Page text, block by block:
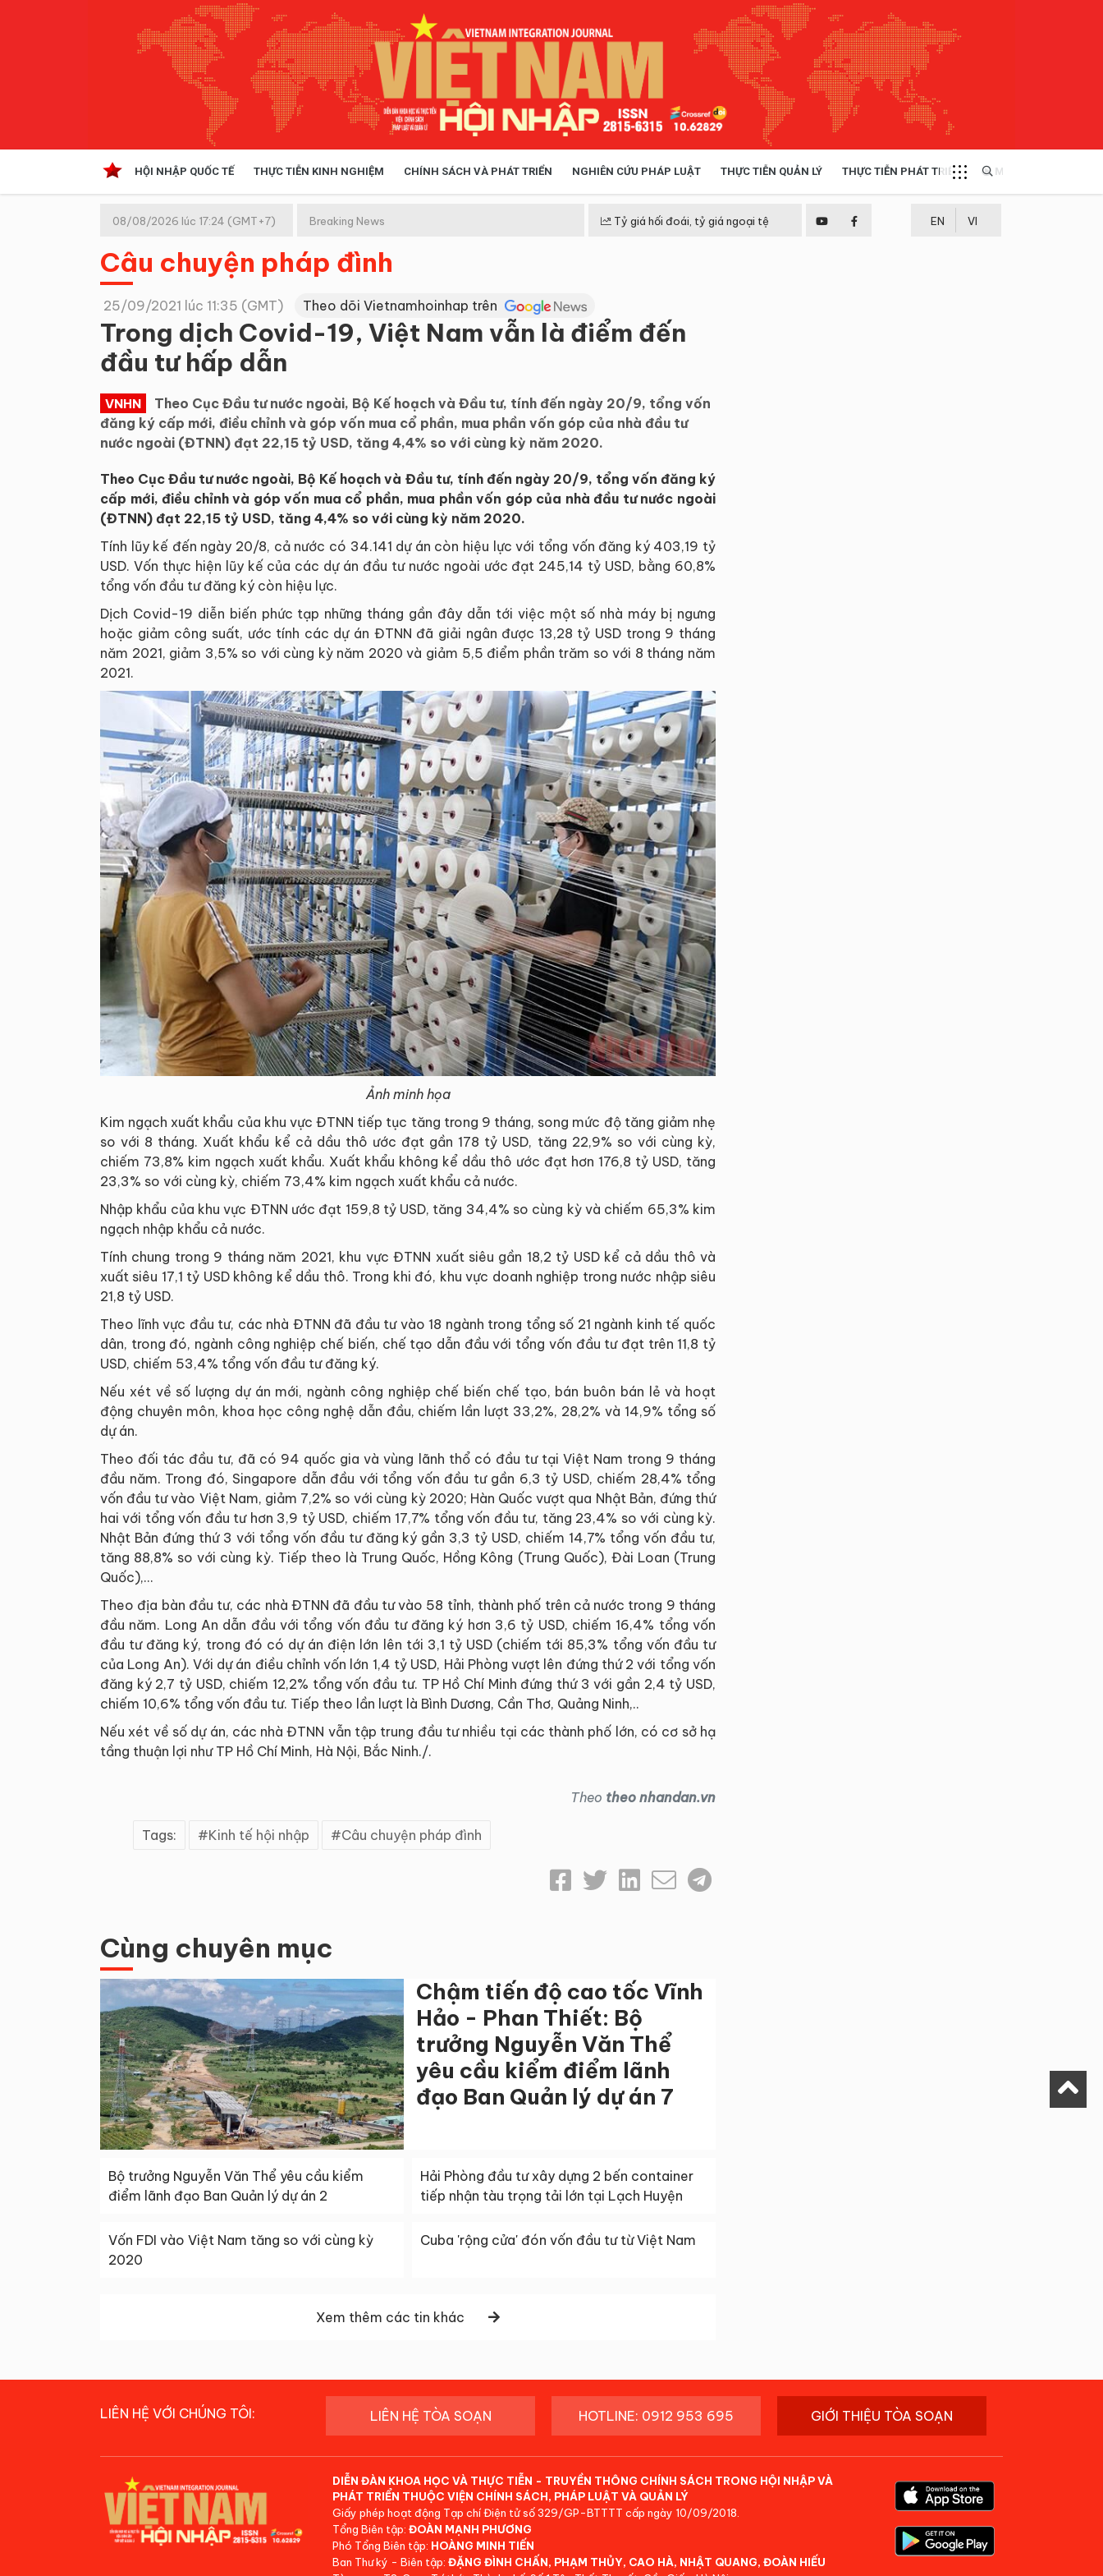
HỘI NHẬP QUỐC TẾ THỰC TIỄN KINH NGHIỆM CHÍNH SÁCH VÀ PHÁT TRIỂN NGHIÊN CỨU PHÁP LUẬT THỰC TIỄN QUẢN LÝ THỰC TIỄN PHÁT TRIỂN MULTIMEDIA
Kinh tế hội nhập
Doanh nghiệp
08/08/2026 lúc 17:24 (GMT+7) Breaking News Tỷ giá hối đoái, tỷ giá ngoại tệ EN VI
Câu chuyện pháp đình
25/09/2021 lúc 11:35 (GMT) Theo dõi Vietnamhoinhap trên
Trong dịch Covid-19, Việt Nam vẫn là điểm đến
đầu tư hấp dẫn
VNHN
Theo Cục Đầu tư nước ngoài, Bộ Kế hoạch và Đầu tư, tính đến ngày 20/9, tổng vốn
đăng ký cấp mới, điều chỉnh và góp vốn mua cổ phần, mua phần vốn góp của nhà đầu tư
nước ngoài (ĐTNN) đạt 22,15 tỷ USD, tăng 4,4% so với cùng kỳ năm 2020.
Theo Cục Đầu tư nước ngoài, Bộ Kế hoạch và Đầu tư, tính đến ngày 20/9, tổng vốn đăng ký
cấp mới, điều chỉnh và góp vốn mua cổ phần, mua phần vốn góp của nhà đầu tư nước ngoài
(ĐTNN) đạt 22,15 tỷ USD, tăng 4,4% so với cùng kỳ năm 2020.
Tính lũy kế đến ngày 20/8, cả nước có 34.141 dự án còn hiệu lực với tổng vốn đăng ký 403,19 tỷ
USD. Vốn thực hiện lũy kế của các dự án đầu tư nước ngoài ước đạt 245,14 tỷ USD, bằng 60,8%
tổng vốn đầu tư đăng ký còn hiệu lực.
Dịch Covid-19 diễn biến phức tạp những tháng gần đây dẫn tới việc một số nhà máy bị ngưng
hoặc giảm công suất, ước tính các dự án ĐTNN đã giải ngân được 13,28 tỷ USD trong 9 tháng
năm 2021, giảm 3,5% so với cùng kỳ năm 2020 và giảm 5,5 điểm phần trăm so với 8 tháng năm
2021.
Ảnh minh họa
Kim ngạch xuất khẩu của khu vực ĐTNN tiếp tục tăng trong 9 tháng, song mức độ tăng giảm nhẹ
so với 8 tháng. Xuất khẩu kể cả dầu thô ước đạt gần 178 tỷ USD, tăng 22,9% so với cùng kỳ,
chiếm 73,8% kim ngạch xuất khẩu. Xuất khẩu không kể dầu thô ước đạt hơn 176,8 tỷ USD, tăng
23,3% so với cùng kỳ, chiếm 73,4% kim ngạch xuất khẩu cả nước.
Nhập khẩu của khu vực ĐTNN ước đạt 159,8 tỷ USD, tăng 34,4% so cùng kỳ và chiếm 65,3% kim
ngạch nhập khẩu cả nước.
Tính chung trong 9 tháng năm 2021, khu vực ĐTNN xuất siêu gần 18,2 tỷ USD kể cả dầu thô và
xuất siêu 17,1 tỷ USD không kể dầu thô. Trong khi đó, khu vực doanh nghiệp trong nước nhập siêu
21,8 tỷ USD.
Theo lĩnh vực đầu tư, các nhà ĐTNN đã đầu tư vào 18 ngành trong tổng số 21 ngành kinh tế quốc
dân, trong đó, ngành công nghiệp chế biến, chế tạo dẫn đầu với tổng vốn đầu tư đạt trên 11,8 tỷ
USD, chiếm 53,4% tổng vốn đầu tư đăng ký.
Nếu xét về số lượng dự án mới, ngành công nghiệp chế biến chế tạo, bán buôn bán lẻ và hoạt
động chuyên môn, khoa học công nghệ dẫn đầu, chiếm lần lượt 33,2%, 28,2% và 14,9% tổng số
dự án.
Theo đối tác đầu tư, đã có 94 quốc gia và vùng lãnh thổ có đầu tư tại Việt Nam trong 9 tháng
đầu năm. Trong đó, Singapore dẫn đầu với tổng vốn đầu tư gần 6,3 tỷ USD, chiếm 28,4% tổng
vốn đầu tư vào Việt Nam, giảm 7,2% so với cùng kỳ 2020; Hàn Quốc vượt qua Nhật Bản, đứng thứ
hai với tổng vốn đầu tư hơn 3,9 tỷ USD, chiếm 17,7% tổng vốn đầu tư, tăng 23,4% so với cùng kỳ.
Nhật Bản đứng thứ 3 với tổng vốn đầu tư đăng ký gần 3,3 tỷ USD, chiếm 14,7% tổng vốn đầu tư,
tăng 88,8% so với cùng kỳ. Tiếp theo là Trung Quốc, Hồng Kông (Trung Quốc), Đài Loan (Trung
Quốc),…
Theo địa bàn đầu tư, các nhà ĐTNN đã đầu tư vào 58 tỉnh, thành phố trên cả nước trong 9 tháng
đầu năm. Long An dẫn đầu với tổng vốn đầu tư đăng ký hơn 3,6 tỷ USD, chiếm 16,4% tổng vốn
đầu tư đăng ký, trong đó có dự án điện lớn lên tới 3,1 tỷ USD (chiếm tới 85,3% tổng vốn đầu tư
của Long An). Với dự án điều chỉnh vốn lớn 1,4 tỷ USD, Hải Phòng vượt lên đứng thứ 2 với tổng vốn
đăng ký 2,7 tỷ USD, chiếm 12,2% tổng vốn đầu tư. TP Hồ Chí Minh đứng thứ 3 với gần 2,4 tỷ USD,
chiếm 10,6% tổng vốn đầu tư. Tiếp theo lần lượt là Bình Dương, Cần Thơ, Quảng Ninh,..
Nếu xét về số dự án, các nhà ĐTNN vẫn tập trung đầu tư nhiều tại các thành phố lớn, có cơ sở hạ
tầng thuận lợi như TP Hồ Chí Minh, Hà Nội, Bắc Ninh./.
Theo theo nhandan.vn
Tags: Kinh tế hội nhập Câu chuyện pháp đình
Cùng chuyên mục
Chậm tiến độ cao tốc Vĩnh
Hảo - Phan Thiết: Bộ
trưởng Nguyễn Văn Thể
yêu cầu kiểm điểm lãnh
đạo Ban Quản lý dự án 7
Bộ trưởng Nguyễn Văn Thể yêu cầu kiểm
điểm lãnh đạo Ban Quản lý dự án 2
Hải Phòng đầu tư xây dựng 2 bến container
tiếp nhận tàu trọng tải lớn tại Lạch Huyện
Vốn FDI vào Việt Nam tăng so với cùng kỳ
2020
Cuba 'rộng cửa' đón vốn đầu tư từ Việt Nam
Xem thêm các tin khác
LIÊN HỆ VỚI CHÚNG TÔI: LIÊN HỆ TÒA SOẠN HOTLINE: 0912 953 695 GIỚI THIỆU TÒA SOẠN
DIỄN ĐÀN KHOA HỌC VÀ THỰC TIỄN - TRUYỀN THÔNG CHÍNH SÁCH TRONG HỘI NHẬP VÀ
PHÁT TRIỂN THUỘC VIỆN CHÍNH SÁCH, PHÁP LUẬT VÀ QUẢN LÝ
Giấy phép hoạt động Tạp chí Điện tử số 329/GP-BTTTT cấp ngày 10/09/2018.
Tổng Biên tập: ĐOÀN MẠNH PHƯƠNG
Phó Tổng Biên tập: HOÀNG MINH TIẾN
Ban Thư ký - Biên tập: ĐẶNG ĐÌNH CHẤN, PHẠM THỦY, CAO HÀ, NHẬT QUANG, ĐOÀN HIẾU